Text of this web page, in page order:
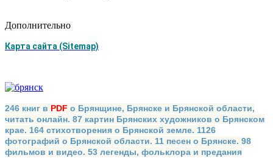
Дополнительно
Карта сайта (Sitemap)
246 книг в PDF о Брянщине, Брянске и Брянской области,
читать онлайн. 87 картин Брянских художников о Брянском
крае. 164 стихотворения о Брянской земле. 1126
фотографий о Брянской области. 11 песен о Брянске. 98
фильмов и видео. 53 легенды, фольклора и предания